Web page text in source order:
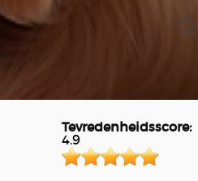
Tevredenheidsscore:
4.9